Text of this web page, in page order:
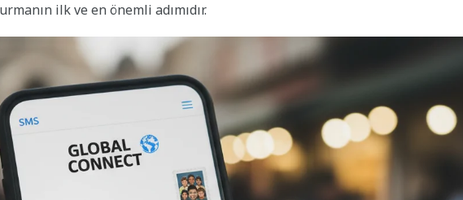
ilk ve en önemli adımıdır.